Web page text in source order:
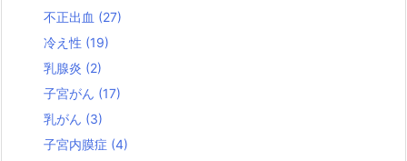
不正出血 (27)
冷え性 (19)
乳腺炎 (2)
子宮がん (17)
乳がん (3)
子宮内膜症 (4)